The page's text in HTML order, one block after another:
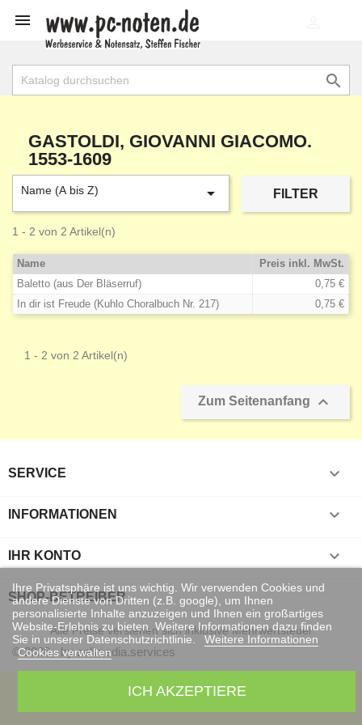


Ihre Privatsphäre ist uns wichtig. Wir verwenden Cookies und
andere Dienste von Dritten (z.B. google), um Ihnen
personalisierte Inhalte anzuzeigen und Ihnen ein großartiges
Website-Erlebnis zu bieten. Weitere Informationen dazu finden
Sie in unserer Datenschutzrichtlinie.
Weitere Informationen
Cookies verwalten
ICH AKZEPTIERE
GASTOLDI, GIOVANNI GIACOMO.
1553-1609
Name (A bis Z)  FILTER
1 - 2 von 2 Artikel(n)
Name
Preis inkl. MwSt.
Baletto (aus Der Bläserruf)
0,75 €
In dir ist Freude (Kuhlo Choralbuch Nr. 217)
0,75 €
1 - 2 von 2 Artikel(n)
Zum Seitenanfang 
SERVICE 
INFORMATIONEN 
IHR KONTO 
SHOP-BETREIBER
Alle Preise verstehen sich inklusive Mehrwertsteuer
© 2026 - by sellmedia.services